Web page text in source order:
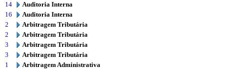
14
Auditoria Interna
16
Auditoria Interna
2
Arbitragem Tributária
2
Arbitragem Tributária
3
Arbitragem Tributária
3
Arbitragem Tributária
1
Arbitragem Administrativa